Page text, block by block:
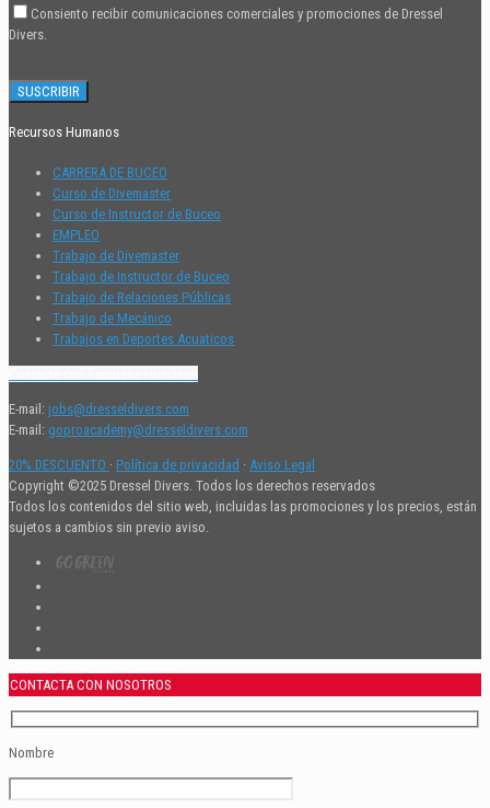
Consiento recibir comunicaciones comerciales y promociones de Dressel
Divers.
Recursos Humanos
CARRERA DE BUCEO
Curso de Divemaster
Curso de Instructor de Buceo
EMPLEO
Trabajo de Divemaster
Trabajo de Instructor de Buceo
Trabajo de Relaciones Públicas
Trabajo de Mecánico
Trabajos en Deportes Acuaticos
E-mail: jobs@dresseldivers.com
E-mail: goproacademy@dresseldivers.com
20% DESCUENTO · Política de privacidad · Aviso Legal
Copyright ©2025 Dressel Divers. Todos los derechos reservados
Todos los contenidos del sitio web, incluidas las promociones y los precios, están
sujetos a cambios sin previo aviso.
CONTACTA CON NOSOTROS
Nombre